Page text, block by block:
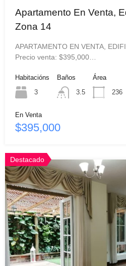
Apartamento En Venta,
Zona 14
APARTAMENTO EN VENTA,
Precio venta: $395,000…
Habitacións
3
Baños
3.5
Área
236
En Venta
$395,000
Destacado